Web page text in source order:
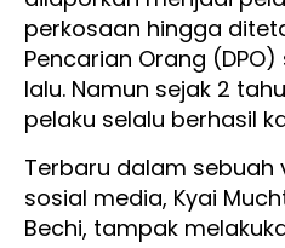
perkosaan hingga
Pencarian Orang
lalu. Namun sejak 2
pelaku selalu berhasil
Terbaru dalam sebuah
sosial media, Kyai
Bechi, tampak